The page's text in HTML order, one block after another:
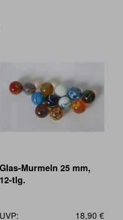
Glas-Murmeln 25 mm,
12-tlg.
UVP: 18,90 €